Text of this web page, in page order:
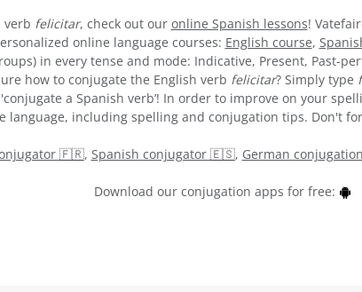
verb felicitar, check out our online Spanish lessons!
online language courses: English course,
in every tense and mode: Indicative, Present, Past-
how to conjugate the English verb felicitar? Simply type
a Spanish verb’! In order to improve on your
language, including spelling and conjugation tips. Don't
🇫🇷, Spanish conjugator 🇪🇸, German
Download our conjugation apps for free: